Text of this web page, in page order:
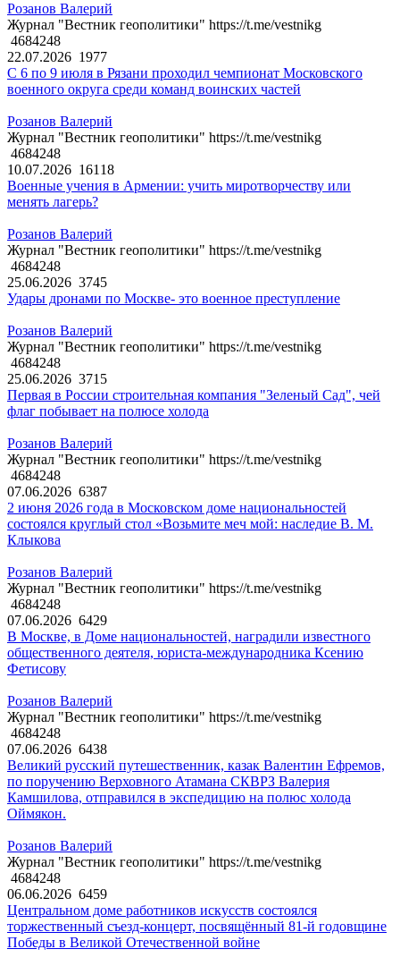
Розанов Валерий
Журнал "Вестник геополитики" https://t.me/vestnikg
4684248
22.07.2026 1977
С 6 по 9 июля в Рязани проходил чемпионат Московского
военного округа среди команд воинских частей
Розанов Валерий
Журнал "Вестник геополитики" https://t.me/vestnikg
4684248
10.07.2026 16118
Военные учения в Армении: учить миротворчеству или
менять лагерь?
Розанов Валерий
Журнал "Вестник геополитики" https://t.me/vestnikg
4684248
25.06.2026 3745
Удары дронами по Москве- это военное преступление
Розанов Валерий
Журнал "Вестник геополитики" https://t.me/vestnikg
4684248
25.06.2026 3715
Первая в России строительная компания "Зеленый Сад", чей
флаг побывает на полюсе холода
Розанов Валерий
Журнал "Вестник геополитики" https://t.me/vestnikg
4684248
07.06.2026 6387
2 июня 2026 года в Московском доме национальностей
состоялся круглый стол «Возьмите меч мой: наследие В. М.
Клыкова
Розанов Валерий
Журнал "Вестник геополитики" https://t.me/vestnikg
4684248
07.06.2026 6429
В Москве, в Доме национальностей, наградили известного
общественного деятеля, юриста-международника Ксению
Фетисову
Розанов Валерий
Журнал "Вестник геополитики" https://t.me/vestnikg
4684248
07.06.2026 6438
Великий русский путешественник, казак Валентин Ефремов,
по поручению Верховного Атамана СКВРЗ Валерия
Камшилова, отправился в экспедицию на полюс холода
Оймякон.
Розанов Валерий
Журнал "Вестник геополитики" https://t.me/vestnikg
4684248
06.06.2026 6459
Центральном доме работников искусств состоялся
торжественный съезд-концерт, посвящённый 81-й годовщине
Победы в Великой Отечественной войне